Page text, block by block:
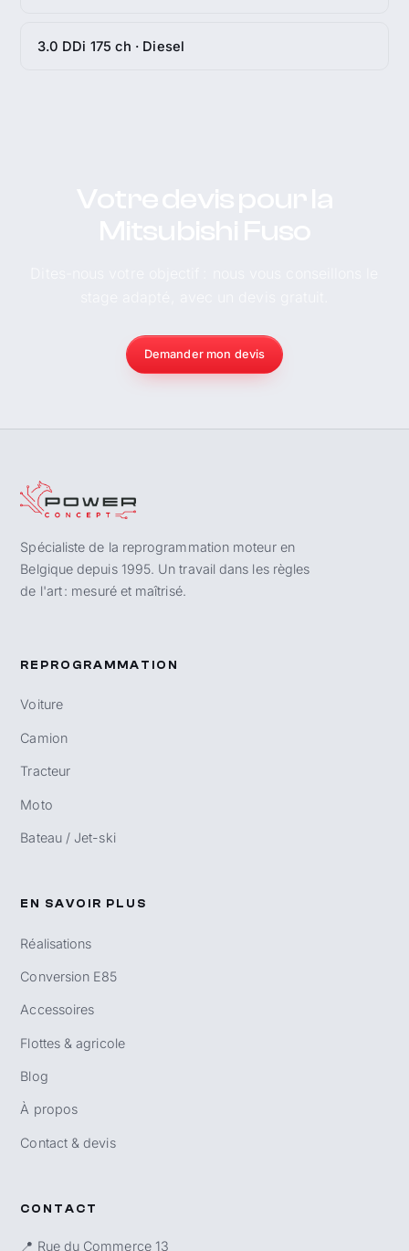
3.0 DDi 175 ch · Diesel
Demander mon devis
Spécialiste de la reprogrammation moteur en
Belgique depuis 1995. Un travail dans les règles
de l'art : mesuré et maîtrisé.
REPROGRAMMATION
Voiture
Camion
Tracteur
Moto
Bateau / Jet-ski
EN SAVOIR PLUS
Réalisations
Conversion E85
Accessoires
Flottes & agricole
Blog
À propos
Contact & devis
CONTACT
📍 Rue du Commerce 13